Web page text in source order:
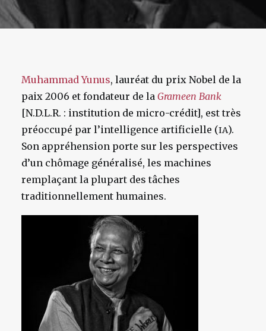
Muhammad Yunus, lauréat du prix Nobel de la
paix 2006 et fondateur de la Grameen Bank
[N.D.L.R. : institution de micro-crédit], est très
préoccupé par l’intelligence artificielle (IA).
Son appréhension porte sur les perspectives
d’un chômage généralisé, les machines
remplaçant la plupart des tâches
traditionnellement humaines.